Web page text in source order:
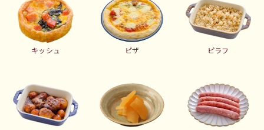
キッシュ ピザ ピラフ